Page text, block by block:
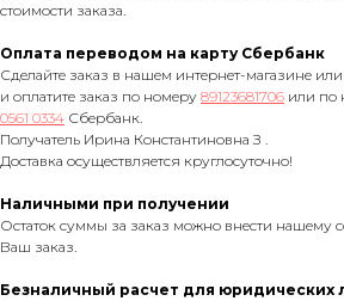
стоимости заказа.
Оплата переводом на карту Сбербанк
Сделайте заказ в нашем интернет-магазине или
и оплатите заказ по номеру 89123681706 или по
0561 0334 Сбербанк.
Получатель Ирина Константиновна З .
Доставка осуществляется круглосуточно!
Наличными при получении
Остаток суммы за заказ можно внести нашему
Ваш заказ.
Безналичный расчет для юридических